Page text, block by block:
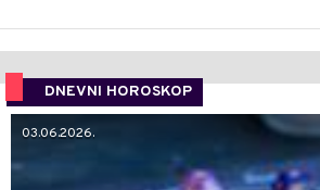
DNEVNI HOROSKOP
03.06.2026.